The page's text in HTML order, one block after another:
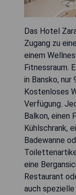
Das Hotel
Zugang zu
einem
Fitnessraum.
in Bansko,
Kostenloses
Verfügung.
Balkon, einen
Kühlschrank,
Badewanne
eine
Restaurant
auch